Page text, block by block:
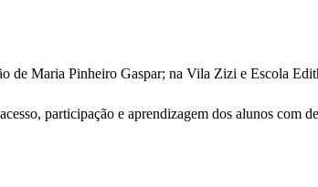
de Maria Pinheiro Gaspar; na Vila Zizi e Escola
participação e aprendizagem dos alunos com